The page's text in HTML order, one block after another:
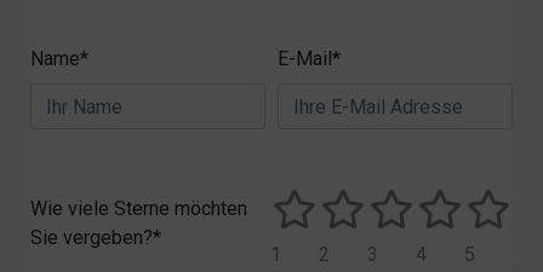
Name* E-Mail*
Wie viele Sterne möchten
Sie vergeben?*
5
4
3
2
1